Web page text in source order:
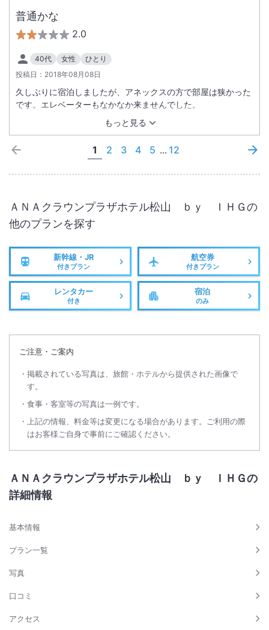
普通かな
2.0
40代 女性
ひとり
投稿日： 2018年08月08日
もっと見る
久しぶりに宿泊しましたが、アネックスの方で部屋は狭かった
です。エレベーターもなかなか来ませんでした。
1 2 3 4 5 ... 12
ＡＮＡクラウンプラザホテル松山 ｂｙ ＩＨＧの
他のプランを探す
新幹線・JR
付きプラン
航空券
付きプラン
レンタカー
付き
宿泊
のみ
ご注意・ご案内
掲載されている写真は、旅館・ホテルから提供された画像で
す。
食事・客室等の写真は一例です。
上記の情報、料金等は変更になる場合があります。ご利用の際
はお客様ご自身で事前にご確認ください。
ＡＮＡクラウンプラザホテル松山 ｂｙ ＩＨＧの
詳細情報
基本情報
プラン一覧
写真
口コミ
アクセス